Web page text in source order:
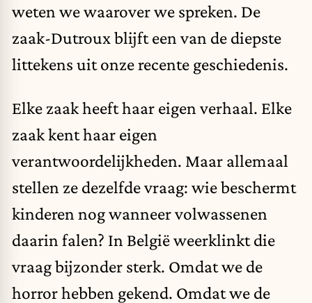
weten we waarover we spreken. De
zaak-Dutroux blijft een van de diepste
littekens uit onze recente geschiedenis.
Elke zaak heeft haar eigen verhaal. Elke
zaak kent haar eigen
verantwoordelijkheden. Maar allemaal
stellen ze dezelfde vraag: wie beschermt
kinderen nog wanneer volwassenen
daarin falen? In België weerklinkt die
vraag bijzonder sterk. Omdat we de
horror hebben gekend. Omdat we de